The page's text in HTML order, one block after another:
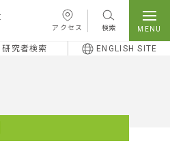
アクセス 検索
研究者検索 ENGLISH SITE